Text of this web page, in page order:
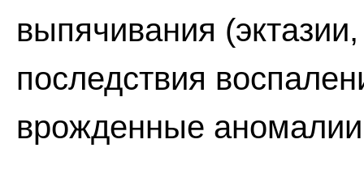
выпячивания
последствия
врожденные